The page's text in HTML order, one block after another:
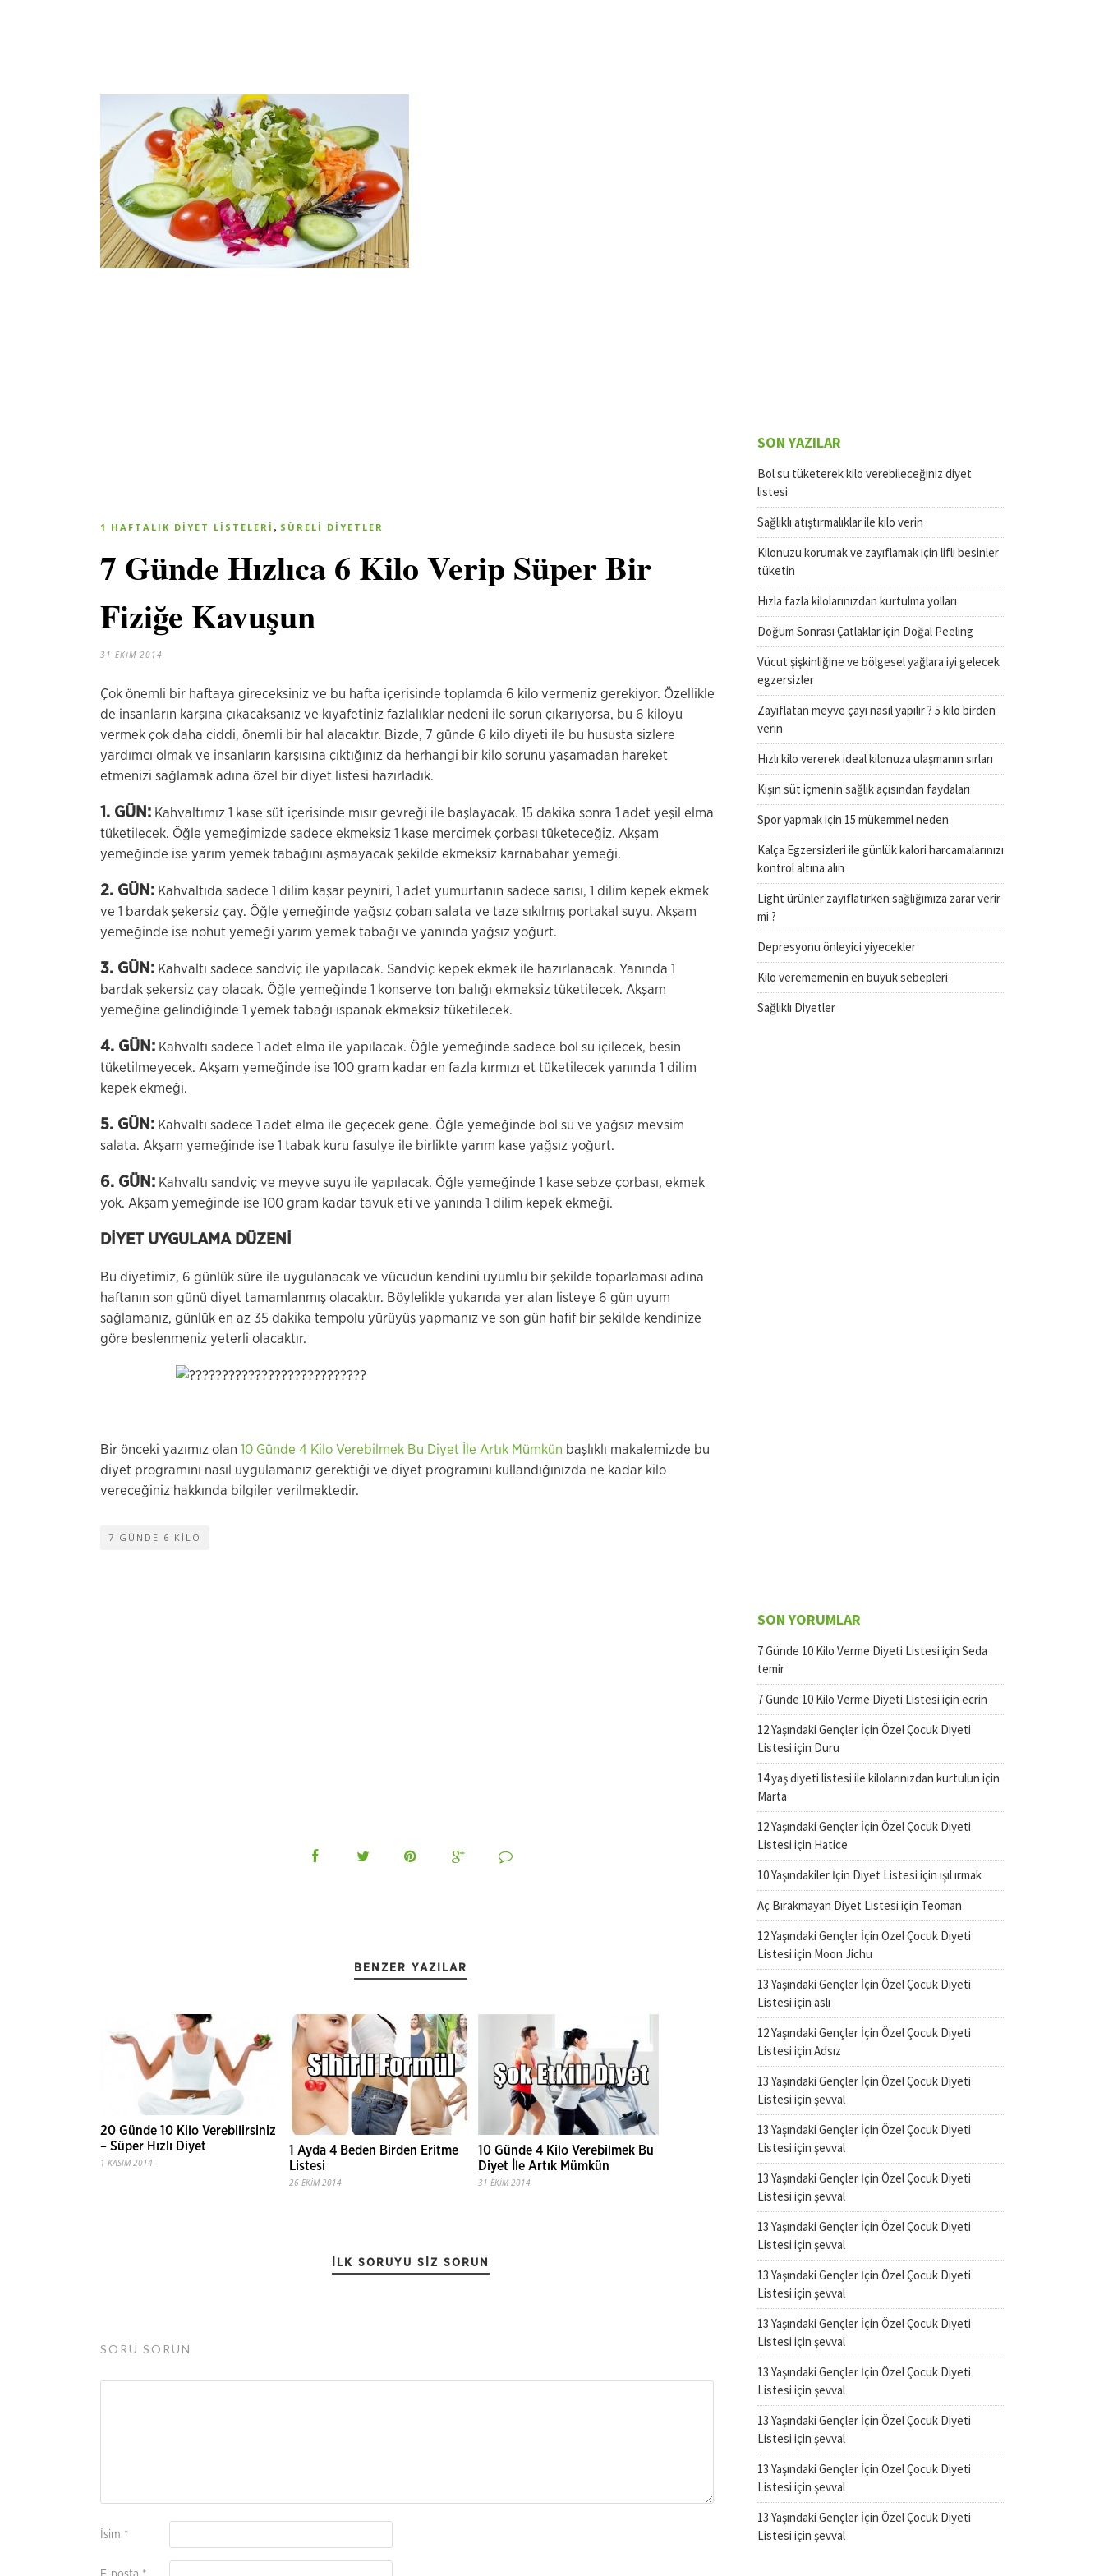
1 HAFTALIK DIYET LISTELERI , SÜRELI DIYETLER
7 Günde Hızlıca 6 Kilo Verip Süper Bir
Fiziğe Kavuşun
31 EKIM 2014
Çok önemli bir haftaya gireceksiniz ve bu hafta içerisinde toplamda 6 kilo vermeniz gerekiyor. Özellikle
de insanların karşına çıkacaksanız ve kıyafetiniz fazlalıklar nedeni ile sorun çıkarıyorsa, bu 6 kiloyu
vermek çok daha ciddi, önemli bir hal alacaktır. Bizde, 7 günde 6 kilo diyeti ile bu hususta sizlere
yardımcı olmak ve insanların karşısına çıktığınız da herhangi bir kilo sorunu yaşamadan hareket
etmenizi sağlamak adına özel bir diyet listesi hazırladık.
1. GÜN: Kahvaltımız 1 kase süt içerisinde mısır gevreği ile başlayacak. 15 dakika sonra 1 adet yeşil elma
tüketilecek. Öğle yemeğimizde sadece ekmeksiz 1 kase mercimek çorbası tüketeceğiz. Akşam
yemeğinde ise yarım yemek tabağını aşmayacak şekilde ekmeksiz karnabahar yemeği.
2. GÜN: Kahvaltıda sadece 1 dilim kaşar peyniri, 1 adet yumurtanın sadece sarısı, 1 dilim kepek ekmek
ve 1 bardak şekersiz çay. Öğle yemeğinde yağsız çoban salata ve taze sıkılmış portakal suyu. Akşam
yemeğinde ise nohut yemeği yarım yemek tabağı ve yanında yağsız yoğurt.
3. GÜN: Kahvaltı sadece sandviç ile yapılacak. Sandviç kepek ekmek ile hazırlanacak. Yanında 1
bardak şekersiz çay olacak. Öğle yemeğinde 1 konserve ton balığı ekmeksiz tüketilecek. Akşam
yemeğine gelindiğinde 1 yemek tabağı ıspanak ekmeksiz tüketilecek.
4. GÜN: Kahvaltı sadece 1 adet elma ile yapılacak. Öğle yemeğinde sadece bol su içilecek, besin
tüketilmeyecek. Akşam yemeğinde ise 100 gram kadar en fazla kırmızı et tüketilecek yanında 1 dilim
kepek ekmeği.
5. GÜN: Kahvaltı sadece 1 adet elma ile geçecek gene. Öğle yemeğinde bol su ve yağsız mevsim
salata. Akşam yemeğinde ise 1 tabak kuru fasulye ile birlikte yarım kase yağsız yoğurt.
6. GÜN: Kahvaltı sandviç ve meyve suyu ile yapılacak. Öğle yemeğinde 1 kase sebze çorbası, ekmek
yok. Akşam yemeğinde ise 100 gram kadar tavuk eti ve yanında 1 dilim kepek ekmeği.
DİYET UYGULAMA DÜZENİ
Bu diyetimiz, 6 günlük süre ile uygulanacak ve vücudun kendini uyumlu bir şekilde toparlaması adına
haftanın son günü diyet tamamlanmış olacaktır. Böylelikle yukarıda yer alan listeye 6 gün uyum
sağlamanız, günlük en az 35 dakika tempolu yürüyüş yapmanız ve son gün hafif bir şekilde kendinize
göre beslenmeniz yeterli olacaktır.
Bir önceki yazımız olan 10 Günde 4 Kilo Verebilmek Bu Diyet İle Artık Mümkün başlıklı makalemizde bu
diyet programını nasıl uygulamanız gerektiği ve diyet programını kullandığınızda ne kadar kilo
vereceğiniz hakkında bilgiler verilmektedir.
7 GÜNDE 6 KILO
BENZER YAZILAR
20 Günde 10 Kilo Verebilirsiniz
– Süper Hızlı Diyet
1 KASIM 2014
1 Ayda 4 Beden Birden Eritme
Listesi
26 EKIM 2014
10 Günde 4 Kilo Verebilmek Bu
Diyet İle Artık Mümkün
31 EKIM 2014
İLK SORUYU SIZ SORUN
SORU SORUN
İsim *
SON YAZILAR
Bol su tüketerek kilo verebileceğiniz diyet
listesi
Sağlıklı atıştırmalıklar ile kilo verin
Kilonuzu korumak ve zayıflamak için lifli besinler
tüketin
Hızla fazla kilolarınızdan kurtulma yolları
Doğum Sonrası Çatlaklar için Doğal Peeling
Vücut şişkinliğine ve bölgesel yağlara iyi gelecek
egzersizler
Zayıflatan meyve çayı nasıl yapılır ? 5 kilo birden
verin
Hızlı kilo vererek ideal kilonuza ulaşmanın sırları
Kışın süt içmenin sağlık açısından faydaları
Spor yapmak için 15 mükemmel neden
Kalça Egzersizleri ile günlük kalori harcamalarınızı
kontrol altına alın
Light ürünler zayıflatırken sağlığımıza zarar verir
mi ?
Depresyonu önleyici yiyecekler
Kilo verememenin en büyük sebepleri
Sağlıklı Diyetler
SON YORUMLAR
7 Günde 10 Kilo Verme Diyeti Listesi için Seda
temir
7 Günde 10 Kilo Verme Diyeti Listesi için ecrin
12 Yaşındaki Gençler İçin Özel Çocuk Diyeti
Listesi için Duru
14 yaş diyeti listesi ile kilolarınızdan kurtulun için
Marta
12 Yaşındaki Gençler İçin Özel Çocuk Diyeti
Listesi için Hatice
10 Yaşındakiler İçin Diyet Listesi için ışıl ırmak
Aç Bırakmayan Diyet Listesi için Teoman
12 Yaşındaki Gençler İçin Özel Çocuk Diyeti
Listesi için Moon Jichu
13 Yaşındaki Gençler İçin Özel Çocuk Diyeti
Listesi için aslı
12 Yaşındaki Gençler İçin Özel Çocuk Diyeti
Listesi için Adsız
13 Yaşındaki Gençler İçin Özel Çocuk Diyeti
Listesi için şevval
13 Yaşındaki Gençler İçin Özel Çocuk Diyeti
Listesi için şevval
13 Yaşındaki Gençler İçin Özel Çocuk Diyeti
Listesi için şevval
13 Yaşındaki Gençler İçin Özel Çocuk Diyeti
Listesi için şevval
13 Yaşındaki Gençler İçin Özel Çocuk Diyeti
Listesi için şevval
13 Yaşındaki Gençler İçin Özel Çocuk Diyeti
Listesi için şevval
13 Yaşındaki Gençler İçin Özel Çocuk Diyeti
Listesi için şevval
13 Yaşındaki Gençler İçin Özel Çocuk Diyeti
Listesi için şevval
13 Yaşındaki Gençler İçin Özel Çocuk Diyeti
Listesi için şevval
13 Yaşındaki Gençler İçin Özel Çocuk Diyeti
Listesi için şevval